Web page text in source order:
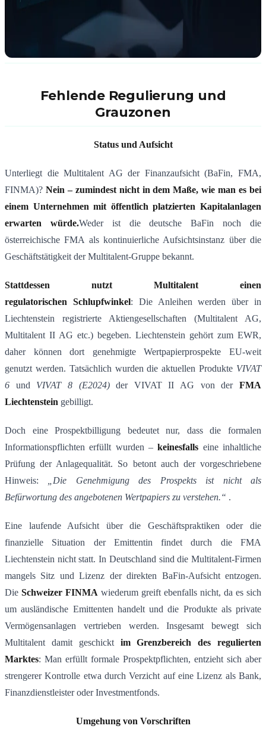
Fehlende Regulierung und
Grauzonen
Status und Aufsicht
Unterliegt die Multitalent AG der Finanzaufsicht (BaFin, FMA,
FINMA)? Nein – zumindest nicht in dem Maße, wie man es bei
einem Unternehmen mit öffentlich platzierten Kapitalanlagen
erwarten würde.Weder ist die deutsche BaFin noch die
österreichische FMA als kontinuierliche Aufsichtsinstanz über die
Geschäftstätigkeit der Multitalent-Gruppe bekannt.
Stattdessen nutzt Multitalent einen
regulatorischen Schlupfwinkel: Die Anleihen werden über in
Liechtenstein registrierte Aktiengesellschaften (Multitalent AG,
Multitalent II AG etc.) begeben. Liechtenstein gehört zum EWR,
daher können dort genehmigte Wertpapierprospekte EU-weit
genutzt werden. Tatsächlich wurden die aktuellen Produkte VIVAT
6 und VIVAT 8 (E2024)der VIVAT II AG von derFMA
Liechtenstein gebilligt.
Doch eine Prospektbilligung bedeutet nur, dass die formalen
Informationspflichten erfüllt wurden –keinesfalls eine inhaltliche
Prüfung der Anlagequalität. So betont auch der vorgeschriebene
Hinweis:
„Die Genehmigung des Prospekts ist nicht als
Befürwortung des angebotenen Wertpapiers zu verstehen.“ ​ .
Eine laufende Aufsicht über die Geschäftspraktiken oder die
finanzielle Situation der Emittentin findet durch die FMA
Liechtenstein nicht statt. In Deutschland sind die Multitalent-Firmen
mangels Sitz und Lizenz der direkten BaFin-Aufsicht entzogen.
Die Schweizer FINMA wiederum greift ebenfalls nicht, da es sich
um ausländische Emittenten handelt und die Produkte als private
Vermögensanlagen vertrieben werden. Insgesamt bewegt sich
Multitalent damit geschickt im Grenzbereich des regulierten
Marktes: Man erfüllt formale Prospektpflichten, entzieht sich aber
strengerer Kontrolle etwa durch Verzicht auf eine Lizenz als Bank,
Finanzdienstleister oder Investmentfonds.
Umgehung von Vorschriften